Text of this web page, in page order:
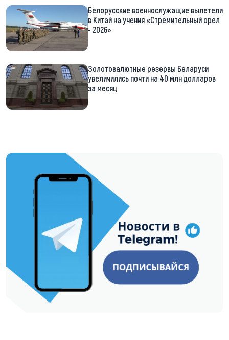
Белорусские военнослужащие вылетели
в Китай на учения «Стремительный орел
- 2026»
Золотовалютные резервы Беларуси
увеличились почти на 40 млн долларов
за месяц
https://t.me/minskctvby